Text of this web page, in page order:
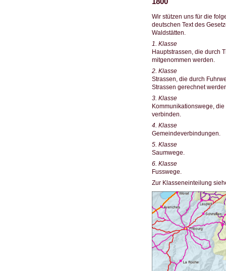
Wir stützen uns für die
deutschen Text des
Waldstätten.
1. Klasse
Hauptstrassen, die durch
mitgenommen werden.
2. Klasse
Strassen, die durch
Strassen gerechnet
3. Klasse
Kommunikationswege,
verbinden.
4. Klasse
Gemeindeverbindungen.
5. Klasse
Saumwege.
6. Klasse
Fusswege.
Zur Klasseneinteilung